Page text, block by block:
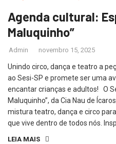
Agenda cultural:
Maluquinho”
Admin novembro 15, 2025
Unindo circo, dança e teatro a
ao Sesi-SP e promete ser uma
encantar crianças e adultos! O
Maluquinho”, da Cia Nau de
mistura teatro, dança e circo
que vive dentro de todos nós.
LEIA MAIS